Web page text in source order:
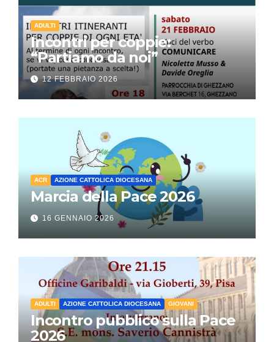
ADULTI
Incontri per coppie:
“Partiamo da noi”
12 FEBBRAIO 2026
ACR AZIONE CATTOLICA DIOCESANA
Marcia della Pace 2026
16 GENNAIO 2026
ADULTI AZIONE CATTOLICA DIOCESANA GIOVANI
Incontro pubblico sulla Pace
2026